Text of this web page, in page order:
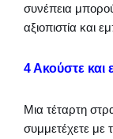
συνέπεια
αξιοπιστία και
4 Ακούστε και
Μια τέταρτη
συμμετέχετε με